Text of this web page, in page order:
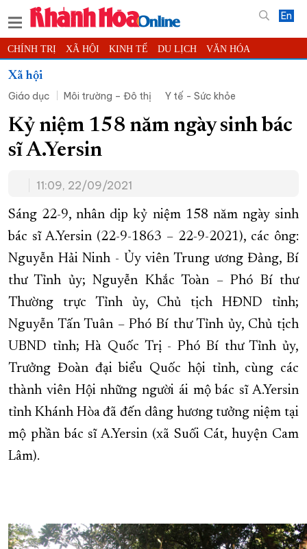
En
CHÍNH TRỊ XÃ HỘI KINH TẾ DU LỊCH VĂN HÓA
THỂ THAO
KHOA HỌC - CÔNG NGHỆ PHÁP LUẬT BẠN ĐỌC
THẾ GIỚI MULTIMEDIA VIDEO ĐỌC BÁO ONLINE
PODCAST THÔNG TIN - QUẢNG CÁO
TRƯỜNG SA BIỂN ĐẢO QUÊ HƯƠNG
CHUNG TAY CẢI CÁCH HÀNH CHÍNH
XÂY DỰNG NÔNG THÔN MỚI LỊCH CẮT ĐIỆN
TÀU - XE - MÁY BAY
KỶ NIỆM 370 NĂM XÂY DỰNG VÀ PHÁT TRIỂN TỈNH KHÁNH HÒA
KHOẢNH KHẮC ĐẸP XỨ TRẦM
XÂY DỰNG KHÁNH HÒA TRỞ THÀNH THÀNH PHỐ TRỰC THUỘC
ĐẠI HỘI ĐẢNG CÁC CẤP TRANG CHỦ VỀ BÁO KHÁNH HÒA
Xã hội
Giáo dục
Môi trường – Đô thị Y tế - Sức khỏe
Kỷ niệm 158 năm ngày sinh bác
sĩ A.Yersin
11:09, 22/09/2021
Sáng 22-9, nhân dịp kỷ niệm 158 năm ngày sinh
bác sĩ A.Yersin (22-9-1863 – 22-9-2021), các ông:
Nguyễn Hải Ninh - Ủy viên Trung ương Đảng, Bí
thư Tỉnh ủy; Nguyễn Khắc Toàn – Phó Bí thư
Thường trực Tỉnh ủy, Chủ tịch HĐND tỉnh;
Nguyễn Tấn Tuân – Phó Bí thư Tỉnh ủy, Chủ tịch
UBND tỉnh; Hà Quốc Trị - Phó Bí thư Tỉnh ủy,
Trưởng Đoàn đại biểu Quốc hội tỉnh, cùng các
thành viên Hội những người ái mộ bác sĩ A.Yersin
tỉnh Khánh Hòa đã đến dâng hương tưởng niệm tại
mộ phần bác sĩ A.Yersin (xã Suối Cát, huyện Cam
Lâm).